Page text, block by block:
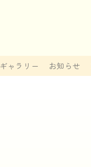
ギャラリー お知らせ